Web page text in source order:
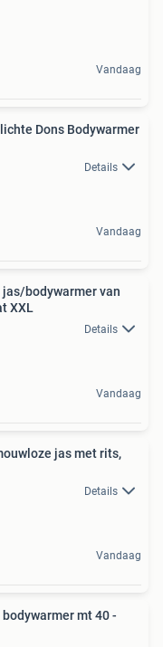
Vandaag
Dons Bodywarmer
Details
Vandaag
bodywarmer van
XXL
Details
Vandaag
jas met rits,
Details
Vandaag
mt 40 -